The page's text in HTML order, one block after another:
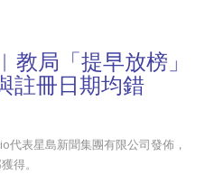
局「提早放榜」
註冊日期均錯
表星島新聞集團有限公司發佈，
得。